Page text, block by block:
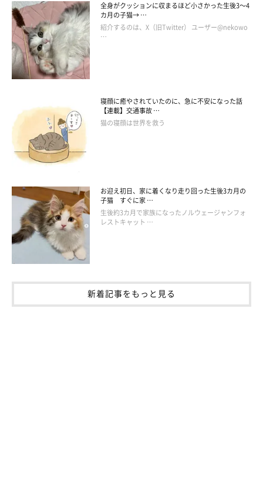
実は、コットンさんは 美術大学を卒業された彫刻家 です。ある
日、買った猫砂が入っていたダンボールが“おうち柄”だったた
め、これを使って猫マンション
3つのダンボールを重ねて作った猫マンションは、全盲の猫助く
んが上の階に登りにくいという欠点 がありました。そこで、
全身がクッションに収まるほど小さかった生後3～4
カ月の子猫→ …
紹介するのは、X（旧Twitter） ユーザー@nekowo
…
寝顔に癒やされていたのに、急に不安になった話
【連載】交通事故 …
猫の寝顔は世界を救う
お迎え初日、家に着くなり走り回った生後3カ月の
子猫 すぐに家 …
生後約3カ月で家族になったノルウェージャンフォ
レストキャット …
新着記事をもっと見る